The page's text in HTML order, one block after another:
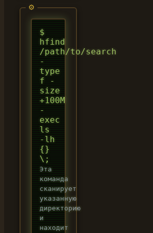
$
hfind
/path/to/search
-
type
f -
size
+100M
-
exec
ls
-lh
{}
\;
Эта
команда
сканирует
указанную
директорию
и
находит